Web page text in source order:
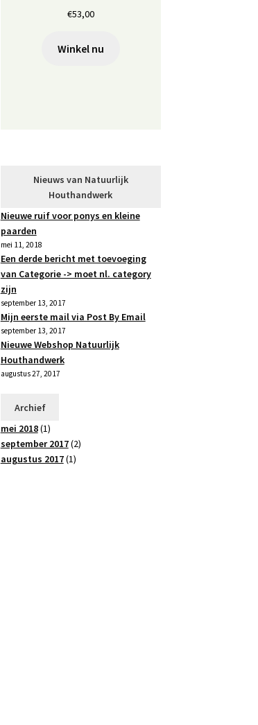
€53,00
Winkel nu
Nieuws van Natuurlijk
Houthandwerk
Nieuwe ruif voor ponys en kleine
paarden
mei 11, 2018
Een derde bericht met toevoeging
van Categorie -> moet nl. category
zijn
september 13, 2017
Mijn eerste mail via Post By Email
september 13, 2017
Nieuwe Webshop Natuurlijk
Houthandwerk
augustus 27, 2017
Archief
mei 2018(1)
september 2017(2)
augustus 2017(1)